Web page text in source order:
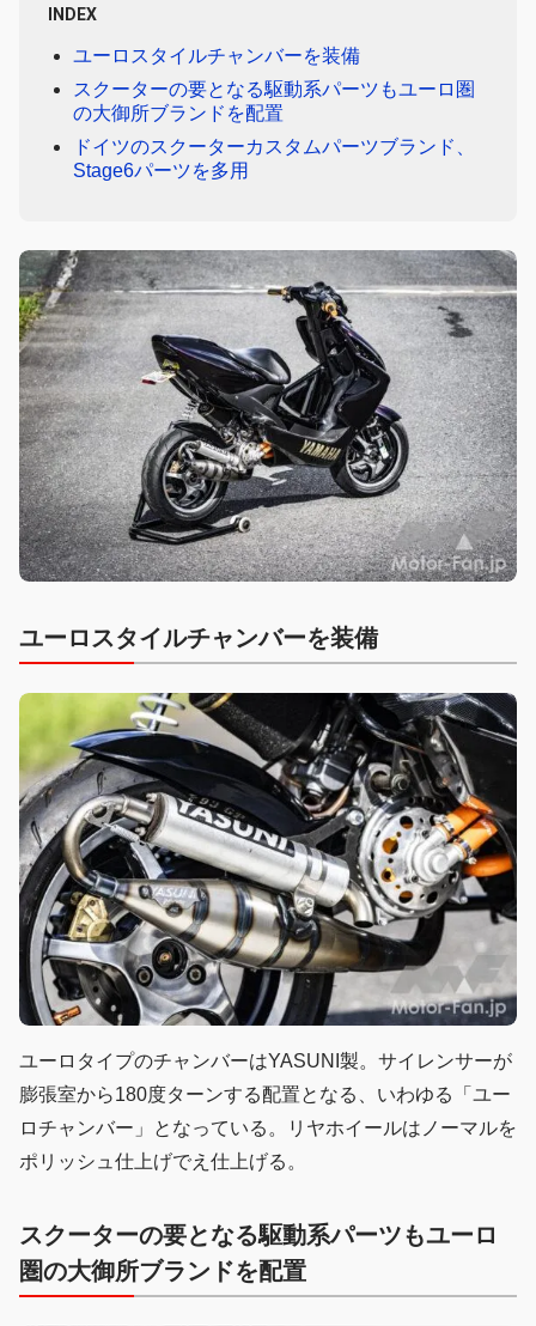
INDEX
ユーロスタイルチャンバーを装備
スクーターの要となる駆動系パーツもユーロ圏
の大御所ブランドを配置
ドイツのスクーターカスタムパーツブランド、
Stage6パーツを多用
ユーロスタイルチャンバーを装備
ユーロタイプのチャンバーはYASUNI製。サイレンサーが
膨張室から180度ターンする配置となる、いわゆる「ユー
ロチャンバー」となっている。リヤホイールはノーマルを
ポリッシュ仕上げでえ仕上げる。
スクーターの要となる駆動系パーツもユーロ
圏の大御所ブランドを配置